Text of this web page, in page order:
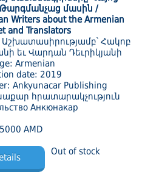
Թարգմանչաց մասին /
Writers about the Armenian
and Translators
Աշխատասիրությամբ՝ Հակոբ
եւ Վարդան Դեւրիկյանի
Armenian
date: 2019
Ankyunacar Publishing
հրատարակչություն
Анкюнакар
AMD
Out of stock